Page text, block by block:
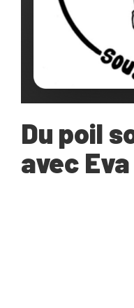
Du poil
avec Eva